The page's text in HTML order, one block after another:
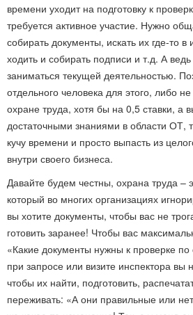
времени уходит на подготовку к
требуется активное участие. Нужно
собирать документы, искать их где-то в
ходить и собирать подписи и т.д. А
заниматься текущей деятельностью.
отдельного человека для этого, либо
охране труда, хотя бы на 0,5 ставки, а
достаточными знаниями в области ОТ,
кучу времени и просто выпасть из
внутри своего бизнеса.
Давайте будем честны, охрана труда –
который во многих организациях
вы хотите документы, чтобы вас не
готовить заранее! Чтобы вас
«Какие документы нужны к проверке
при запросе или визите инспектора вы
чтобы их найти, подготовить,
переживать: «А они правильные или